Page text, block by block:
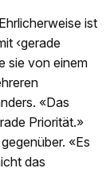
ist
‹gerade
sie von einem
«Das
Priorität.»
«Es
das